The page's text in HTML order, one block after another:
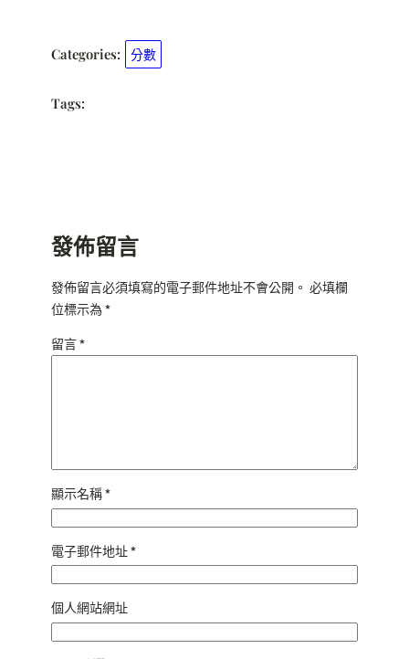
Categories: 分數
Tags:
發佈留言
發佈留言必須填寫的電子郵件地址不會公開。 必填欄
位標示為*
留言*
顯示名稱*
電子郵件地址*
個人網站網址